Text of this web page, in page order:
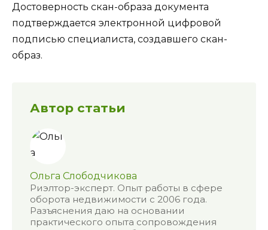
Достоверность скан-образа документа
подтверждается электронной цифровой
подписью специалиста, создавшего скан-
образ.
Автор статьи
Ольга Слободчикова
Риэлтор-эксперт. Опыт работы в сфере
оборота недвижимости с 2006 года.
Разъяснения даю на основании
практического опыта сопровождения